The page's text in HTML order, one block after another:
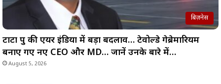
बिज़नेस
टाटा ग्रुप की एयर इंडिया में बड़ा बदलाव… टेवोल्डे गेब्रेमारियम
बनाए गए नए CEO और MD… जानें उनके बारे में…
August 5, 2026